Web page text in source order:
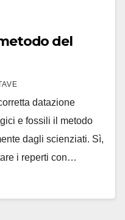
del
datazione
e fossili il metodo
dagli scienziati. Sì,
i reperti con…